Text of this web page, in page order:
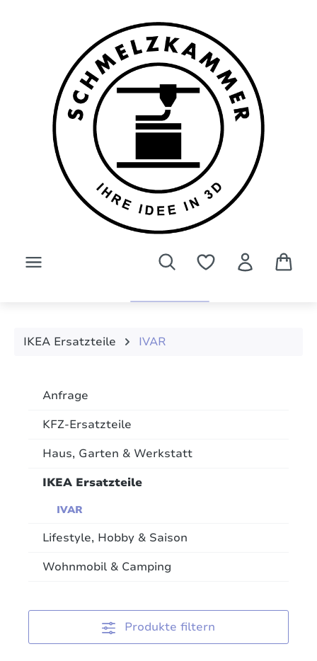
IKEA Ersatzteile IVAR
Anfrage
KFZ-Ersatzteile
Haus, Garten & Werkstatt
IKEA Ersatzteile
IVAR
Lifestyle, Hobby & Saison
Wohnmobil & Camping
Produkte filtern